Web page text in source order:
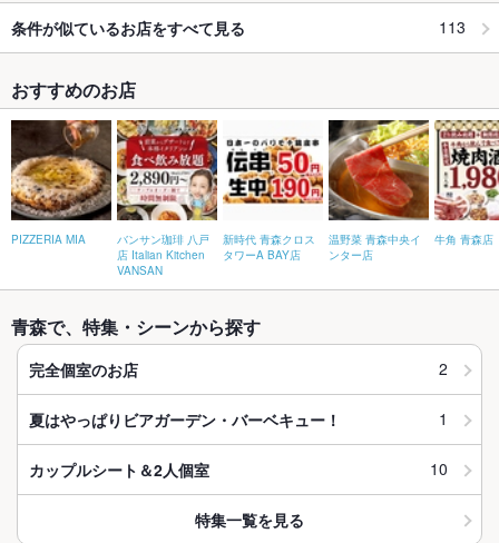
条件が似ているお店をすべて見る 113
おすすめのお店
PIZZERIA MIA
バンサン珈琲 八戸
店 Italian Kitchen
VANSAN
新時代 青森クロス
タワーA BAY店
温野菜 青森中央イ
ンター店
牛角 青森店
青森で、特集・シーンから探す
完全個室のお店 2
夏はやっぱりビアガーデン・バーベキュー！ 1
カップルシート＆2人個室 10
特集一覧を見る